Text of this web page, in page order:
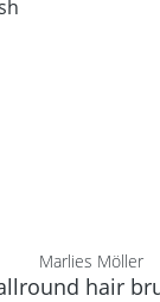
Marlies Möller
hair